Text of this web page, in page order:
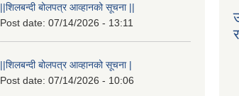
||शिलबन्दी बोलपत्र आव्हानको सूचना ||
Post date: 07/14/2026 - 13:11
||शिलबन्दी बोलपत्र आव्हानको सूचना |
Post date: 07/14/2026 - 10:06